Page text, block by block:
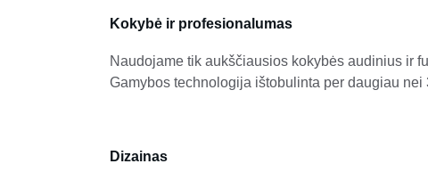
Kokybė ir profesionalumas
Naudojame tik aukščiausios kokybės audinius ir
Gamybos technologija ištobulinta per daugiau nei
Dizainas